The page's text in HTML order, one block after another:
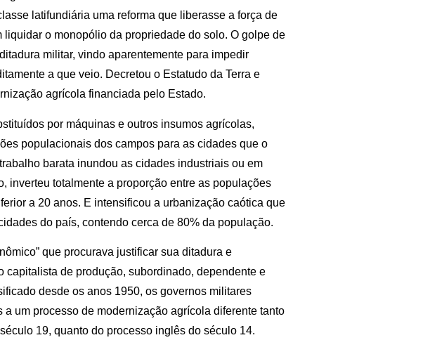
latifundiária uma reforma que liberasse a força de
o monopólio da propriedade do solo. O golpe de
militar, vindo aparentemente para impedir
a que veio. Decretou o Estatudo da Terra e
agrícola financiada pelo Estado.
por máquinas e outros insumos agrícolas,
populacionais dos campos para as cidades que o
barata inundou as cidades industriais ou em
inverteu totalmente a proporção entre as populações
a 20 anos. E intensificou a urbanização caótica que
do país, contendo cerca de 80% da população.
que procurava justificar sua ditadura e
capitalista de produção, subordinado, dependente e
desde os anos 1950, os governos militares
a um processo de modernização agrícola diferente tanto
19, quanto do processo inglês do século 14.